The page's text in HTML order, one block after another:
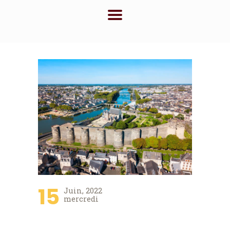
PROFESSIONNELS
BLOG
15 Juin, 2022
mercredi